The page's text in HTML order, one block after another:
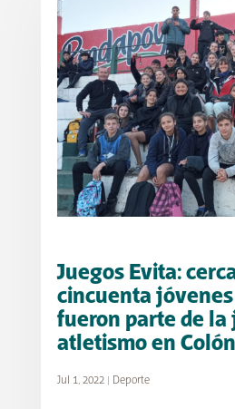
Juegos Evita:
cincuenta
fueron parte de la
atletismo en Colón
Jul 1, 2022| Deporte